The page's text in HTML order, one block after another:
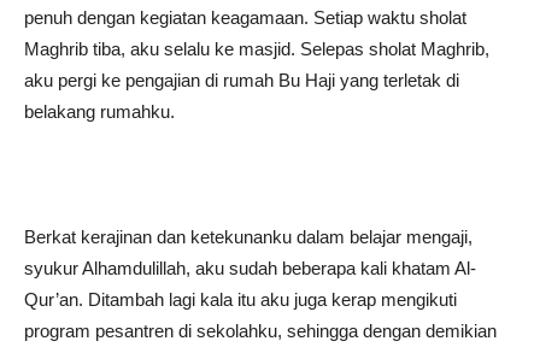
penuh dengan kegiatan keagamaan. Setiap waktu sholat
Maghrib tiba, aku selalu ke masjid. Selepas sholat Maghrib,
aku pergi ke pengajian di rumah Bu Haji yang terletak di
belakang rumahku.
Berkat kerajinan dan ketekunanku dalam belajar mengaji,
syukur Alhamdulillah, aku sudah beberapa kali khatam Al-
Qur’an. Ditambah lagi kala itu aku juga kerap mengikuti
program pesantren di sekolahku, sehingga dengan demikian